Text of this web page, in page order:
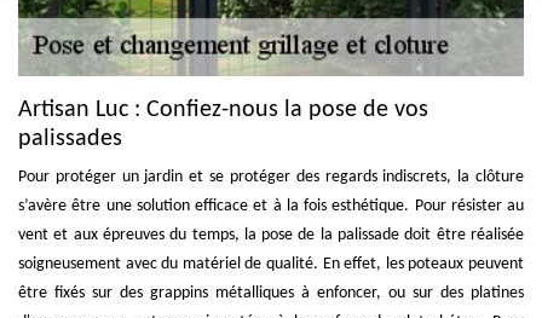
Artisan Luc : Confiez-nous la pose de vos
palissades
Pour protéger un jardin et se protéger des regards indiscrets, la clôture
s’avère être une solution efficace et à la fois esthétique. Pour résister au
vent et aux épreuves du temps, la pose de la palissade doit être réalisée
soigneusement avec du matériel de qualité. En effet, les poteaux peuvent
être fixés sur des grappins métalliques à enfoncer, ou sur des platines